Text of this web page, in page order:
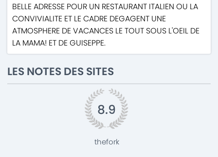
BELLE ADRESSE POUR UN RESTAURANT ITALIEN OU LA
CONVIVIALITE ET LE CADRE DEGAGENT UNE
ATMOSPHERE DE VACANCES LE TOUT SOUS L'OEIL DE
LA MAMA! ET DE GUISEPPE.
LES NOTES DES SITES
8.9
thefork